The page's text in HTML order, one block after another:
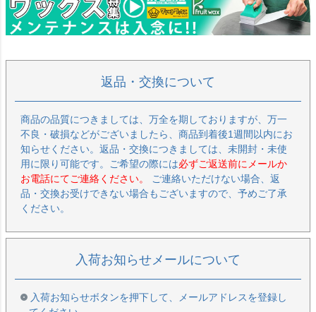
返品・交換について
商品の品質につきましては、万全を期しておりますが、万一
不良・破損などがございましたら、商品到着後1週間以内にお
知らせください。返品・交換につきましては、未開封・未使
用に限り可能です。ご希望の際には必ずご返送前にメールか
お電話にてご連絡ください。
ご連絡いただけない場合、返
品・交換お受けできない場合もございますので、予めご了承
ください。
入荷お知らせメールについて
入荷お知らせボタンを押下して、メールアドレスを登録し